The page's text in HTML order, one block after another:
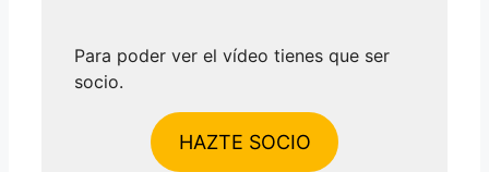
Para poder ver el vídeo tienes que ser
socio.
HAZTE SOCIO